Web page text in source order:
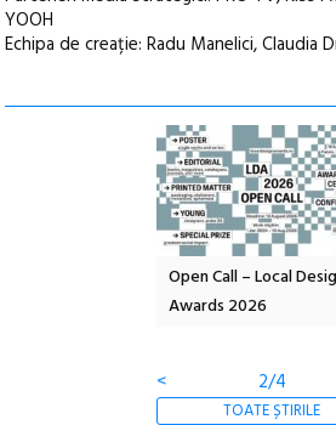
YOOH
Echipa de creație: Radu Manelici, Claudia
Open Call – Local Design
Awards 2026
<
3/4
TOATE ȘTIRILE